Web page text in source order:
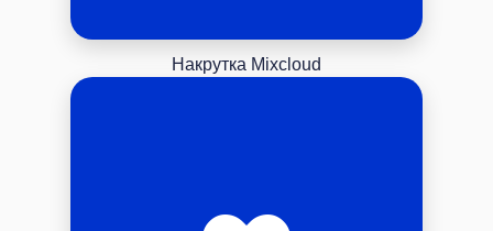
Накрутка Mixcloud